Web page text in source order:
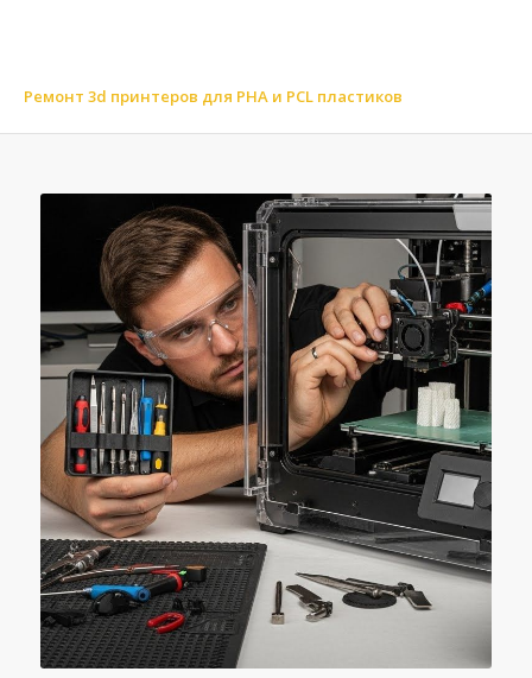
Ремонт 3d принтеров для PHA и PCL пластиков